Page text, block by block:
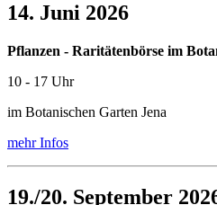
14. Juni 2026
Pflanzen - Raritätenbörse im
10 - 17 Uhr
im Botanischen Garten Jena
mehr Infos
19./20. September